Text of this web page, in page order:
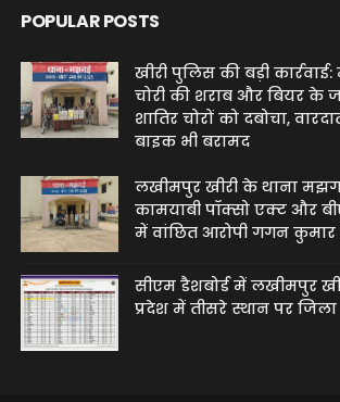
POPULAR POSTS
खीरी पुलिस की बड़ी
चोरी की शराब और बियर के
शातिर चोरों को दबोचा,
बाइक भी बरामद
लखीमपुर खीरी के थाना
कामयाबी पॉक्सो एक्ट और
में वांछित आरोपी गगन कुमार
सीएम डैशबोर्ड में लखीमपुर
प्रदेश में तीसरे स्थान पर जिला